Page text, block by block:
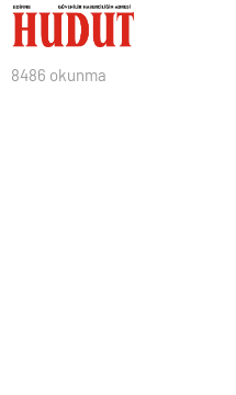
8486 okunma